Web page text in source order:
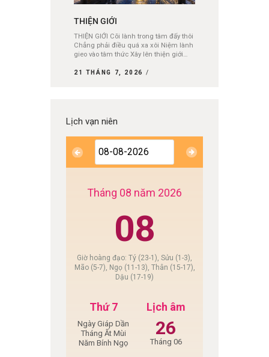
THIỆN GIỚI
THIỆN GIỚI Cõi lành trong tâm đấy thôi
Chẳng phải điều quá xa xôi Niệm lành
gieo vào tâm thức Xây lên thiện giới…
21 THÁNG 7, 2026
Lịch vạn niên
Tháng 08 năm 2026
08
Giờ hoàng đạo: Tý (23-1), Sửu (1-3),
Mão (5-7), Ngọ (11-13), Thân (15-17),
Dậu (17-19)
Thứ 7
Ngày Giáp Dần
Tháng Ất Mùi
Năm Bính Ngọ
Lịch âm
26
Tháng 06